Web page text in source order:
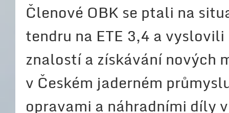
Členové OBK se ptali na
tendru na ETE 3,4 a
znalostí a získávání nových
v Českém jaderném
opravami a náhradními díly